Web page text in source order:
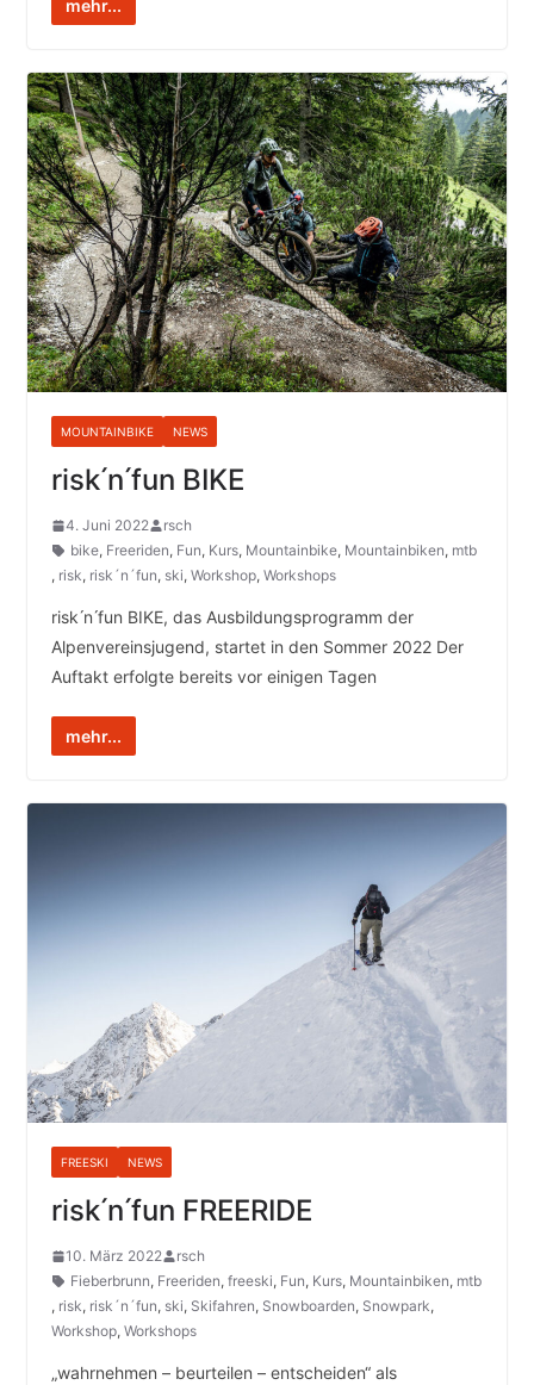
mehr...
MOUNTAINBIKE NEWS
risk ́n ́fun BIKE
4. Juni 2022
rsch
bike, Freeriden, Fun, Kurs, Mountainbike, Mountainbiken, mtb
, risk, risk´n´fun, ski, Workshop, Workshops
risk ́n ́fun BIKE, das Ausbildungsprogramm der
Alpenvereinsjugend, startet in den Sommer 2022 Der
Auftakt erfolgte bereits vor einigen Tagen
mehr...
FREESKI NEWS
risk ́n ́fun FREERIDE
10. März 2022
rsch
Fieberbrunn, Freeriden, freeski, Fun, Kurs, Mountainbiken, mtb
, risk, risk´n´fun, ski, Skifahren, Snowboarden, Snowpark,
Workshop, Workshops
„wahrnehmen – beurteilen – entscheiden“ als